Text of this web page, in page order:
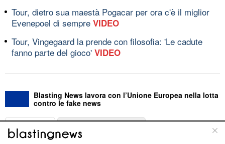
Tour, dietro sua maestà Pogacar per ora c'è il miglior
Evenepoel di sempre VIDEO
Tour, Vingegaard la prende con filosofia: 'Le cadute
fanno parte del gioco' VIDEO
Blasting News lavora con l’Unione Europea nella lotta
contro le fake news
ABOUT